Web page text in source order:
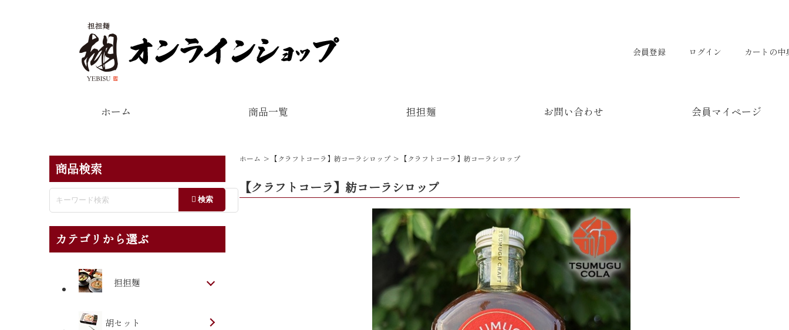
会員登録 ログイン カートの中
ホーム 商品一覧 担担麺 お問い合わせ 会員マイページ
ホーム 【クラフトコーラ】紡コーラシロップ 【クラフトコーラ】紡コーラシロップ
【クラフトコーラ】紡コーラシロップ
商品検索
カテゴリから選ぶ
担担麺
胡セット